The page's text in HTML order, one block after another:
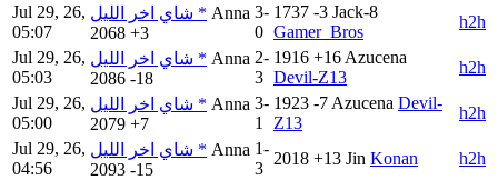
Jul 29, 26,
05:07
شاي اخر الليل * Anna
2068 +3
3-
0
1737 -3 Jack-8
Gamer_Bros
h2h
Jul 29, 26,
05:03
شاي اخر الليل * Anna
2086 -18
2-
3
1916 +16 Azucena
Devil-Z13
h2h
Jul 29, 26,
05:00
شاي اخر الليل * Anna
2079 +7
3-
1
1923 -7 Azucena Devil-
Z13
h2h
Jul 29, 26,
04:56
شاي اخر الليل * Anna
2093 -15
1-
3
2018 +13 Jin Konan
h2h